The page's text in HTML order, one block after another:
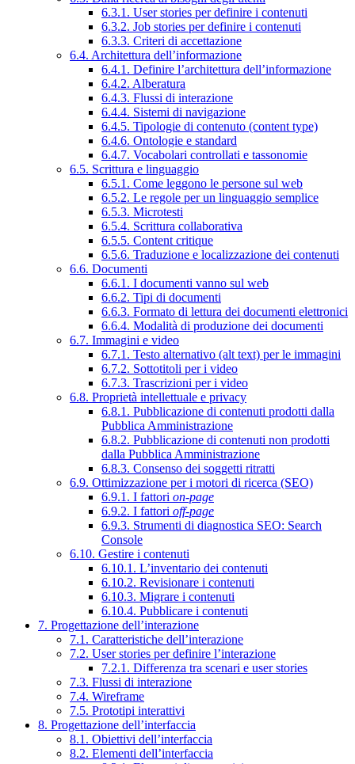
6.3.1. User stories per definire i contenuti
6.3.2. Job stories per definire i contenuti
6.3.3. Criteri di accettazione
6.4. Architettura dell’informazione
6.4.1. Definire l’architettura dell’informazione
6.4.2. Alberatura
6.4.3. Flussi di interazione
6.4.4. Sistemi di navigazione
6.4.5. Tipologie di contenuto (content type)
6.4.6. Ontologie e standard
6.4.7. Vocabolari controllati e tassonomie
6.5. Scrittura e linguaggio
6.5.1. Come leggono le persone sul web
6.5.2. Le regole per un linguaggio semplice
6.5.3. Microtesti
6.5.4. Scrittura collaborativa
6.5.5. Content critique
6.5.6. Traduzione e localizzazione dei contenuti
6.6. Documenti
6.6.1. I documenti vanno sul web
6.6.2. Tipi di documenti
6.6.3. Formato di lettura dei documenti elettronici
6.6.4. Modalità di produzione dei documenti
6.7. Immagini e video
6.7.1. Testo alternativo (alt text) per le immagini
6.7.2. Sottotitoli per i video
6.7.3. Trascrizioni per i video
6.8. Proprietà intellettuale e privacy
6.8.1. Pubblicazione di contenuti prodotti dalla
Pubblica Amministrazione
6.8.2. Pubblicazione di contenuti non prodotti
dalla Pubblica Amministrazione
6.8.3. Consenso dei soggetti ritratti
6.9. Ottimizzazione per i motori di ricerca (SEO)
6.9.1. I fattori on-page
6.9.2. I fattori off-page
6.9.3. Strumenti di diagnostica SEO: Search
Console
6.10. Gestire i contenuti
6.10.1. L’inventario dei contenuti
6.10.2. Revisionare i contenuti
6.10.3. Migrare i contenuti
6.10.4. Pubblicare i contenuti
7. Progettazione dell’interazione
7.1. Caratteristiche dell’interazione
7.2. User stories per definire l’interazione
7.2.1. Differenza tra scenari e user stories
7.3. Flussi di interazione
7.4. Wireframe
7.5. Prototipi interattivi
8. Progettazione dell’interfaccia
8.1. Obiettivi dell’interfaccia
8.2. Elementi dell’interfaccia